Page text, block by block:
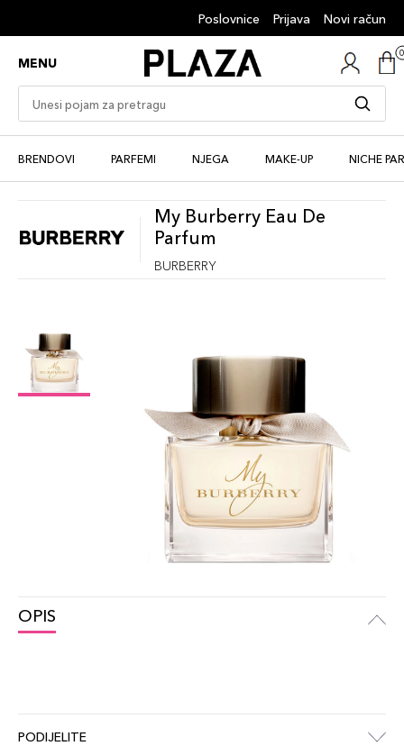
Poslovnice Prijava Novi račun
MENU
BRENDOVI PARFEMI NJEGA MAKE-UP NICHE
My Burberry Eau De
Parfum
BURBERRY
OPIS
PODIJELITE